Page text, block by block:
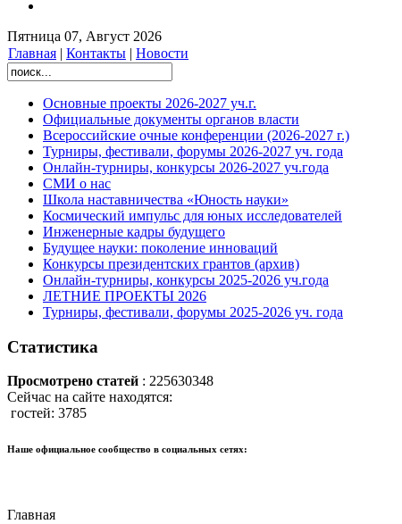
Пятница 07, Август 2026
Главная | Контакты | Новости
Основные проекты 2026-2027 уч.г.
Официальные документы органов власти
Всероссийские очные конференции (2026-2027 г.)
Турниры, фестивали, форумы 2026-2027 уч. года
Онлайн-турниры, конкурсы 2026-2027 уч.года
СМИ о нас
Школа наставничества «Юность науки»
Космический импульс для юных исследователей
Инженерные кадры будущего
Будущее науки: поколение инноваций
Конкурсы президентских грантов (архив)
Онлайн-турниры, конкурсы 2025-2026 уч.года
ЛЕТНИЕ ПРОЕКТЫ 2026
Турниры, фестивали, форумы 2025-2026 уч. года
Статистика
Просмотрено статей : 225630348
Сейчас на сайте находятся:
гостей: 3785
Наше официальное сообщество в социальных сетях:
Главная